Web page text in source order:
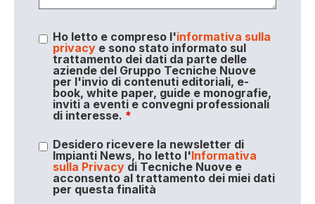
Ho letto e compreso l'informativa sulla
privacye sono stato informato sul
trattamento dei dati da parte delle
aziende del Gruppo Tecniche Nuove
per l'invio di contenuti editoriali, e-
book, white paper, guide e monografie,
inviti a eventi e convegni professionali
di interesse. *
Desidero ricevere la newsletter di
Impianti News, ho letto l'Informativa
sulla Privacydi Tecniche Nuove e
acconsento al trattamento dei miei dati
per questa finalità